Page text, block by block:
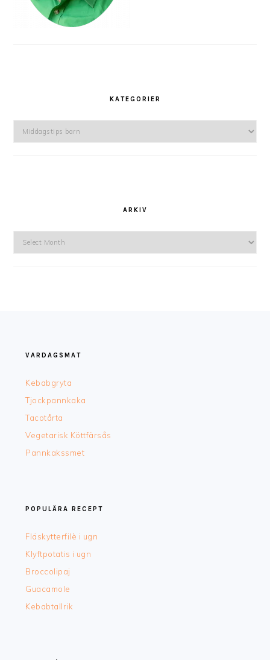
KATEGORIER
ARKIV
VARDAGSMAT
Kebabgryta
Tjockpannkaka
Tacotårta
Vegetarisk Köttfärsås
Pannkakssmet
POPULÄRA RECEPT
Fläskytterfilè i ugn
Klyftpotatis i ugn
Broccolipaj
Guacamole
Kebabtallrik